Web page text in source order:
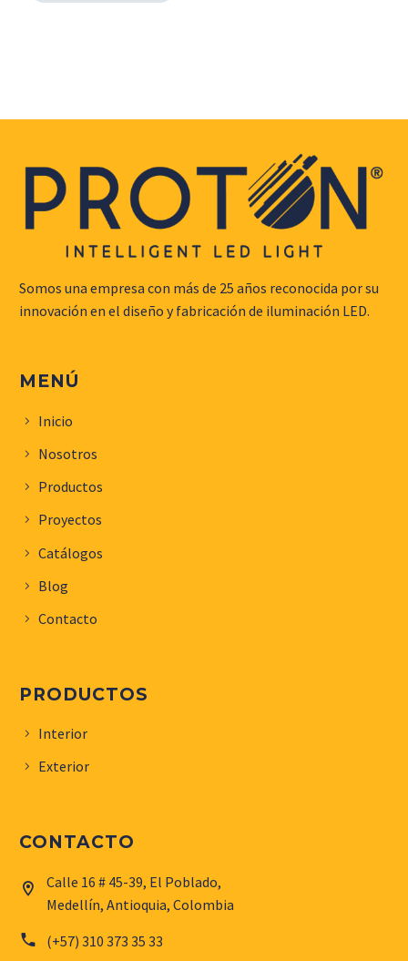
Somos una empresa con más de 25 años reconocida por su
innovación en el diseño y fabricación de iluminación LED.
MENÚ
Inicio
Nosotros
Productos
Proyectos
Catálogos
Blog
Contacto
PRODUCTOS
Interior
Exterior
CONTACTO


Calle 16 # 45-39, El Poblado,
Medellín, Antioquia, Colombia

 (+57) 310 373 35 33